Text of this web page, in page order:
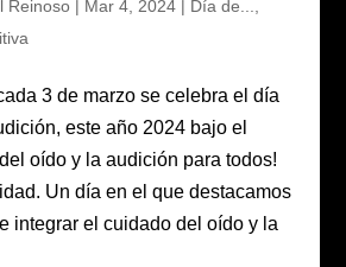
Reinoso| Mar 4, 2024| Día de...,
3 de marzo se celebra el día
este año 2024 bajo el
oído y la audición para todos!
Un día en el que destacamos
integrar el cuidado del oído y la